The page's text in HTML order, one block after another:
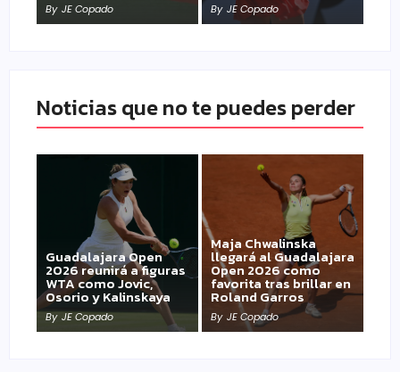
By JE Copado By JE Copado
Noticias que no te puedes perder
Guadalajara Open
2026 reunirá a figuras
WTA como Jovic,
Osorio y Kalinskaya
By JE Copado
Maja Chwalinska
llegará al Guadalajara
Open 2026 como
favorita tras brillar en
Roland Garros
By JE Copado